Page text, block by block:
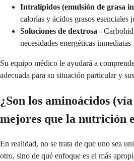
Intralípidos (emulsión de grasa
calorías y ácidos grasos esenciales
Soluciones de dextrosa -
necesidades energéticas inmediatas
Su equipo médico le ayudará a
adecuada para su situación particular y
¿Son los aminoácidos
mejores que la nutrición
En realidad, no se trata de que uno sea
otro, sino de qué enfoque es el más